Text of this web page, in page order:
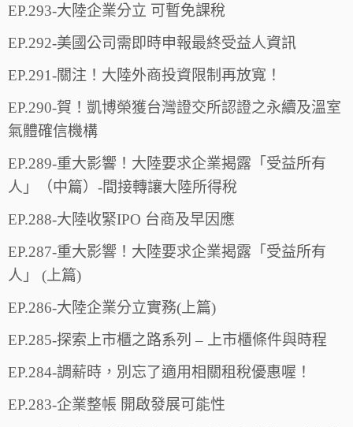
EP.293-大陸企業分立 可暫免課稅
EP.292-美國公司需即時申報最終受益人資訊
EP.291-關注！大陸外商投資限制再放寬！
EP.290-賀！凱博榮獲台灣證交所認證之永續及溫室
氣體確信機構
EP.289-重大影響！大陸要求企業揭露「受益所有
人」（中篇）-間接轉讓大陸所得稅
EP.288-大陸收緊IPO 台商及早因應
EP.287-重大影響！大陸要求企業揭露「受益所有
人」 (上篇)
EP.286-大陸企業分立實務(上篇)
EP.285-探索上市櫃之路系列 – 上市櫃條件與時程
EP.284-調薪時，別忘了適用相關租稅優惠喔！
EP.283-企業整帳 開啟發展可能性